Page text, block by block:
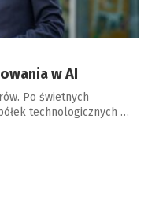
w AI
Po świetnych
technologicznych …